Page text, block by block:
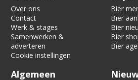
Over ons
Contact
Werk & stages
Samenwerken &
adverteren
Cookie instellingen
Bier
Bier
Bier
Bier
Bier
Algemeen